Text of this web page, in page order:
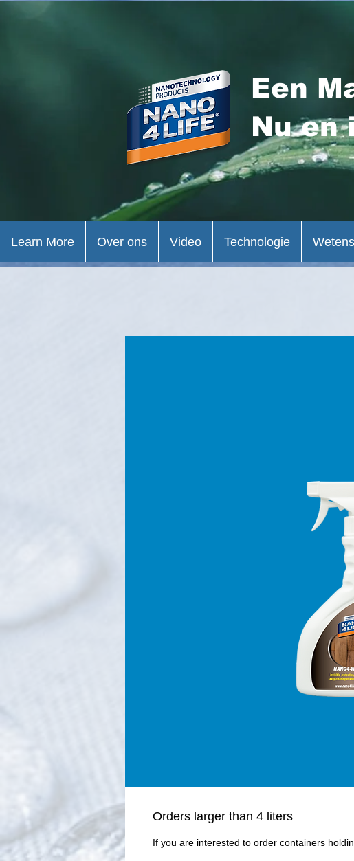
Een
Nu en
Οrders larger than 4 liters
If you are interested to order containers
Learn More Over ons Video Technologie